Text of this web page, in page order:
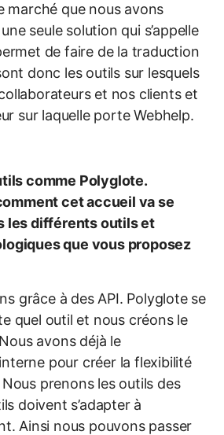
marché que nous avons
seule solution qui s’appelle
de faire de la traduction
donc les outils sur lesquels
et nos clients et
sur laquelle porte Webhelp.
comme Polyglote.
cet accueil va se
les différents outils et
que vous proposez
grâce à des API. Polyglote se
quel outil et nous créons le
avons déjà le
pour créer la flexibilité
prenons les outils des
doivent s’adapter à
Ainsi nous pouvons passer